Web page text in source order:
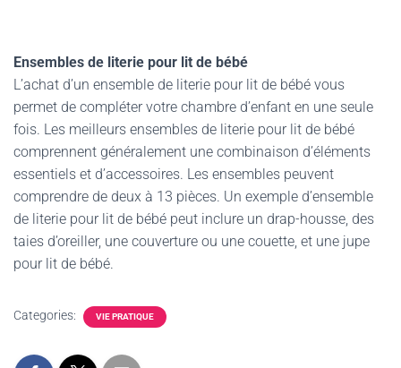
Ensembles de literie pour lit de bébé
L’achat d’un ensemble de literie pour lit de bébé vous
permet de compléter votre chambre d’enfant en une seule
fois. Les meilleurs ensembles de literie pour lit de bébé
comprennent généralement une combinaison d’éléments
essentiels et d’accessoires. Les ensembles peuvent
comprendre de deux à 13 pièces. Un exemple d’ensemble
de literie pour lit de bébé peut inclure un drap-housse, des
taies d’oreiller, une couverture ou une couette, et une jupe
pour lit de bébé.
Categories: VIE PRATIQUE